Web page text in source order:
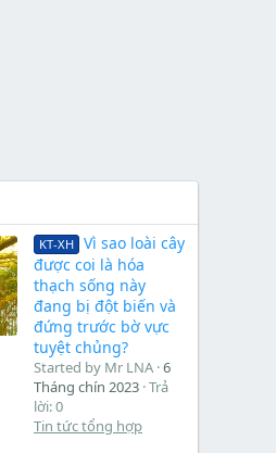
KT-XH
Vì sao loài cây
được coi là hóa
thạch sống này
đang bị đột biến và
đứng trước bờ vực
tuyệt chủng?
Started by Mr LNA 6
Tháng chín 2023 Trả
lời: 0
Tin tức tổng hợp